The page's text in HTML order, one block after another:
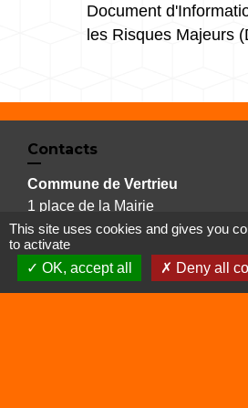
Document
les Risques Majeurs
Contacts
Commune de Vertrieu
1 place de la Mairie
38390 Vertrieu - FRANCE
+33 4 74 90 61 68
This site uses cookies and gives you
to activate
OK, accept all
Deny all